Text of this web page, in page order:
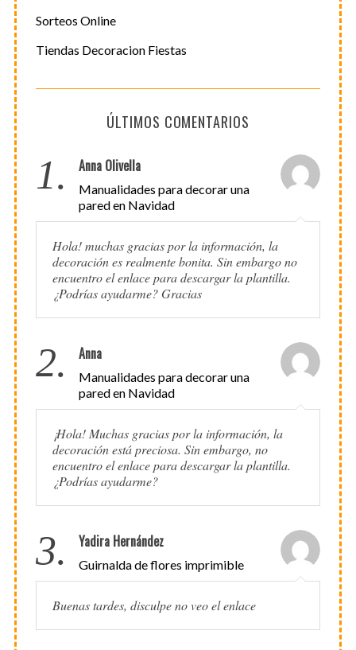
Sorteos Online
Tiendas Decoracion Fiestas
ÚLTIMOS COMENTARIOS
1. Anna Olivella
Manualidades para decorar una
pared en Navidad
Hola! muchas gracias por la información, la
decoración es realmente bonita. Sin embargo no
encuentro el enlace para descargar la plantilla.
¿Podrías ayudarme? Gracias
2. Anna
Manualidades para decorar una
pared en Navidad
¡Hola! Muchas gracias por la información, la
decoración está preciosa. Sin embargo, no
encuentro el enlace para descargar la plantilla.
¿Podrías ayudarme?
3. Yadira Hernández
Guirnalda de flores imprimible
Buenas tardes, disculpe no veo el enlace